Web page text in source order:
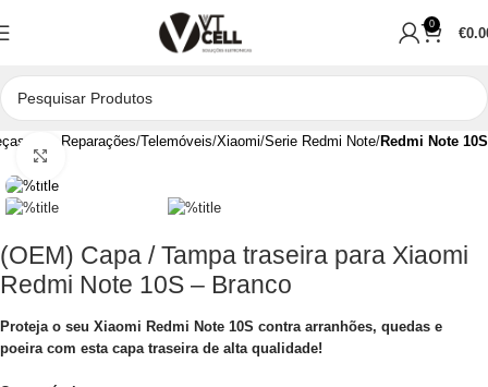
0
€
para Reparações Telemóveis Xiaomi Serie Redmi Note Redmi Note 10S
(OEM) Capa / Tampa traseira para Xiaomi
Redmi Note 10S – Branco
Proteja o seu Xiaomi Redmi Note 10S contra arranhões, quedas e
poeira com esta capa traseira de alta qualidade!